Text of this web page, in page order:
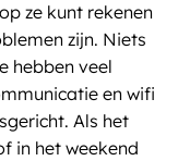
ze kunt rekenen
zijn. Niets
hebben veel
en wifi
Als het
in het weekend